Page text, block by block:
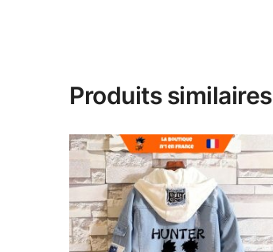
Produits similaires